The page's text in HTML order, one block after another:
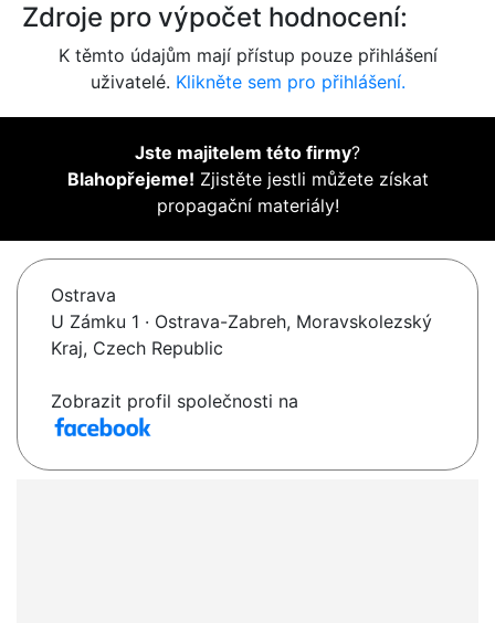
Zdroje pro výpočet hodnocení:
K těmto údajům mají přístup pouze přihlášení
uživatelé. Klikněte sem pro přihlášení.
Jste majitelem této firmy?
Blahopřejeme! Zjistěte jestli můžete získat
propagační materiály!
Ostrava
U Zámku 1 · Ostrava-Zabreh, Moravskolezský
Kraj, Czech Republic
Zobrazit profil společnosti na